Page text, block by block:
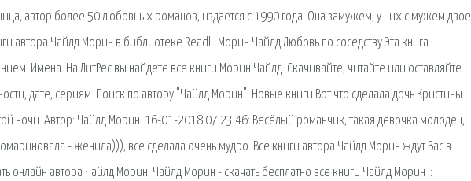
автор более 50 любовных романов, издается с 1990 года. Она замужем, у них с мужем двое
автора Чайлд Морин в библиотеке Readli. Морин Чайлд Любовь по соседству Эта книга
Имена. На ЛитРес вы найдете все книги Морин Чайлд. Скачивайте, читайте или оставляйте
дате, сериям. Поиск по автору "Чайлд Морин": Новые книги Вот что сделала дочь Кристины
ночи. Автор: Чайлд Морин. 16-01-2018 07:23:46: Весёлый романчик, такая девочка молодец,
- женила))), все сделала очень мудро. Все книги автора Чайлд Морин ждут Вас в
онлайн автора Чайлд Морин. Чайлд Морин - скачать бесплатно все книги Чайлд Морин ::